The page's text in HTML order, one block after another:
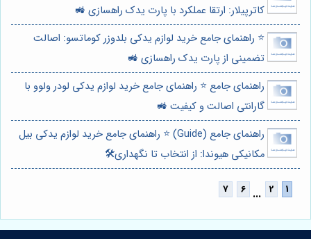
کاترپیلار: ارتقا عملکرد با پارت یدک راهسازی 🚜
⭐️ راهنمای جامع خرید لوازم یدکی بلدوزر کوماتسو: اصالت
تضمینی از پارت یدک راهسازی 🚜
راهنمای جامع ⭐️ راهنمای جامع خرید لوازم یدکی لودر ولوو با
گارانتی اصالت و کیفیت 🚜
راهنمای جامع (Guide) ⭐️ راهنمای جامع خرید لوازم یدکی بیل
مکانیکی هیوندا: از انتخاب تا نگهداری🛠️
...